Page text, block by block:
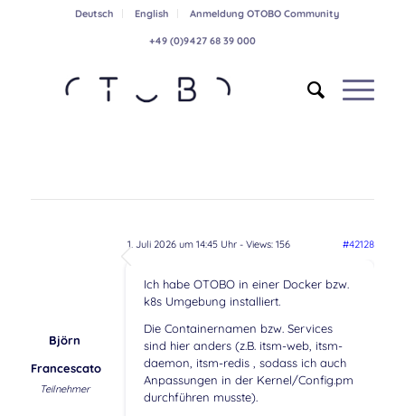
Deutsch English Anmeldung OTOBO Community
+49 (0)9427 68 39 000
1. Juli 2026 um 14:45 Uhr- Views: 156 #42128
Björn
Francescato
Teilnehmer
Ich habe OTOBO in einer Docker bzw.
k8s Umgebung installiert.
Die Containernamen bzw. Services
sind hier anders (z.B. itsm-web, itsm-
daemon, itsm-redis , sodass ich auch
Anpassungen in der Kernel/Config.pm
durchführen musste).